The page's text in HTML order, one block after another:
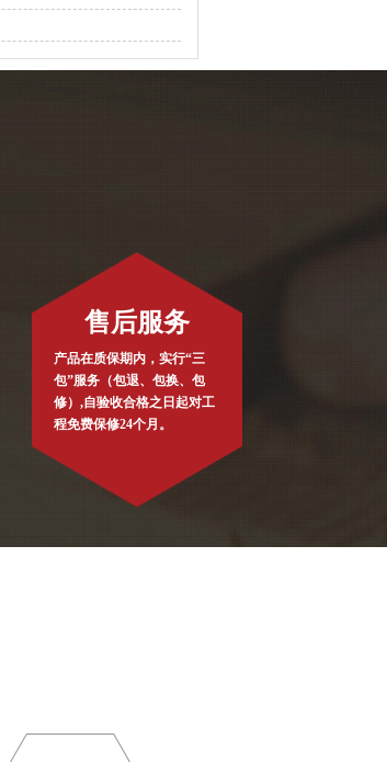
售后服务
产品在质保期内，实行“三
包”服务（包退、包换、包
修）,自验收合格之日起对工
程免费保修24个月。